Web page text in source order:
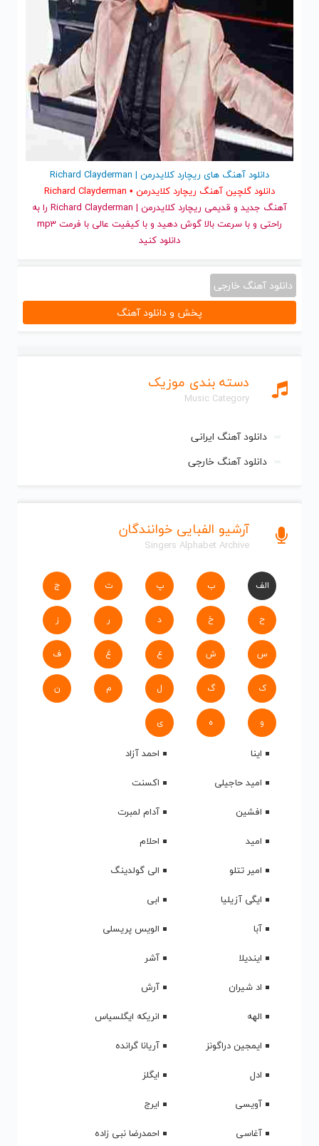
دسته بندی موزیک
Music Category
دانلود آهنگ ایرانی
دانلود آهنگ خارجی
آرشیو الفبایی خوانندگان
Singers Alphabet Archive
الف ب پ ت ج
ح خ د ر ز
س ش ع غ ف
ک گ ل م ن
و ه ی
اینا
احمد آزاد
امید حاجیلی
اکسنت
افشین
آدام لمبرت
امید
احلام
امیر تتلو
الی گولدینگ
ایگی آزیلیا
ابی
آبا
الویس پریسلی
ایندیلا
آشر
اد شیران
آرش
الهه
انریکه ایگلسیاس
ایمجین دراگونز
آریانا گرانده
ادل
ایگلز
آویسی
ایرج
آغاسی
احمدرضا نبی زاده
دانلود آهنگ های ریچارد کلایدرمن | Richard Clayderman
دانلود گلچین آهنگ ریچارد کلایدرمن • Richard Clayderman
آهنگ جدید
و قدیمی ریچارد کلایدرمن | Richard Clayderman را به
راحتی و با سرعت بالا گوش دهید و با کیفیت عالی با فرمت mp3
دانلود کنید
دانلود آهنگ خارجی
پخش و دانلود آهنگ